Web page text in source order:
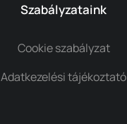
Szabályzataink
Cookie szabályzat
Adatkezelési tájékoztató